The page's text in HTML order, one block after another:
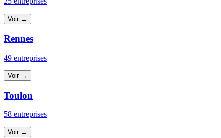
Voir →
Rennes
49 entreprises
Voir →
Toulon
58 entreprises
Voir →